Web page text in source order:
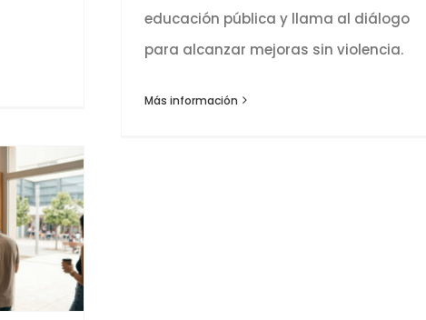
educación pública y llama al diálogo
para alcanzar mejoras sin violencia.
Más información